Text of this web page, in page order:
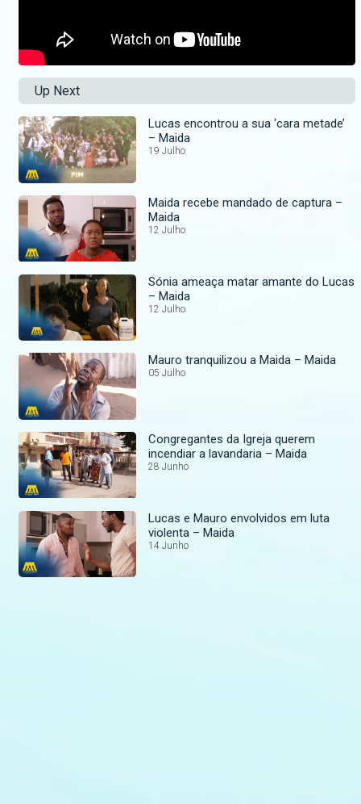
Up Next
Lucas encontrou a sua ‘cara metade’
– Maida
19 Julho
Maida recebe mandado de captura –
Maida
12 Julho
Sónia ameaça matar amante do Lucas
– Maida
12 Julho
Mauro tranquilizou a Maida – Maida
05 Julho
Congregantes da Igreja querem
incendiar a lavandaria – Maida
28 Junho
Lucas e Mauro envolvidos em luta
violenta – Maida
14 Junho